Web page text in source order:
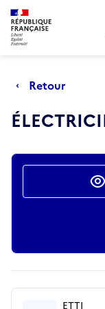
Aller au menu principal
Retour
Actions
ETTI
Retour au début de
Panneau de gestion